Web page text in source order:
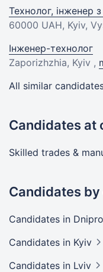
Технолог, інженер з
60000 UAH, Kyiv,
Інженер-технолог
Zaporizhzhia, Kyiv ,
All similar
Candidates at
Skilled trades &
Candidates
Candidates in Dnipro
Candidates in Kyiv
Candidates in Lviv